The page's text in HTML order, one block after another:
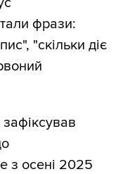
фрази:
"скільки діє
з осені 2025